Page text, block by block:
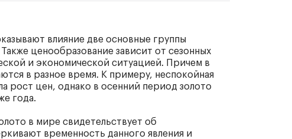
влияние две основные группы
ценообразование зависит от сезонных
и экономической ситуацией. Причем в
в разное время. К примеру, неспокойная
рост цен, однако в осенний период золото
года.
в мире свидетельствует об
временность данного явления и